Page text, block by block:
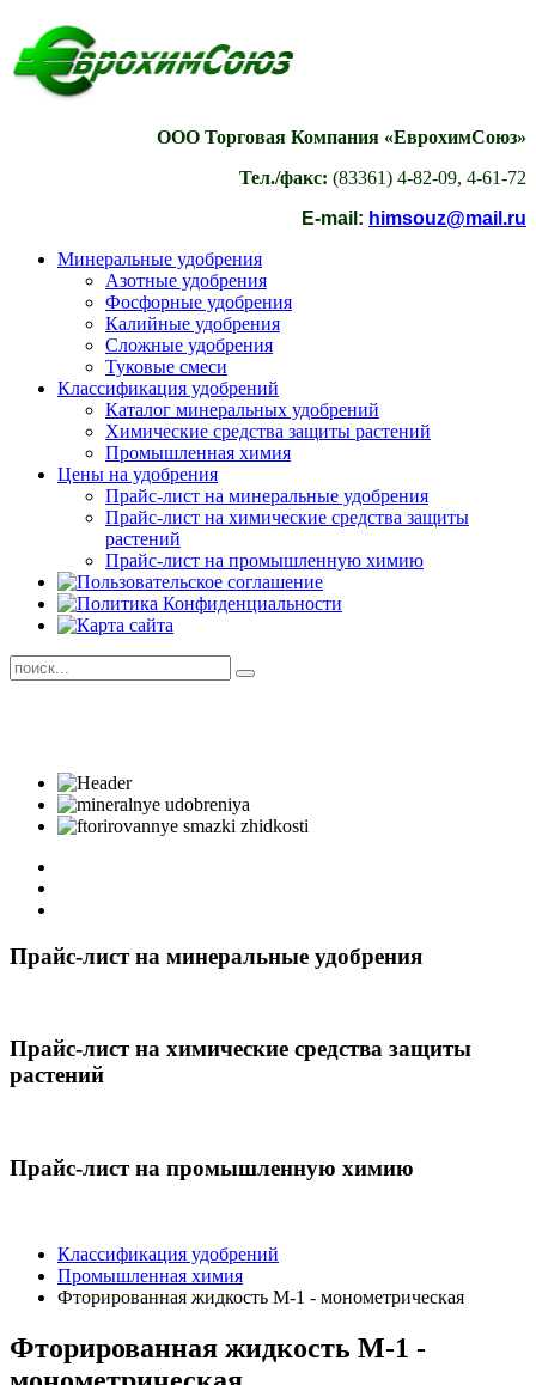
ООО Торговая Компания «ЕврохимСоюз»
Тел./факс: (83361) 4-82-09, 4-61-72
E-mail: himsouz@mail.ru
Минеральные удобрения
Азотные удобрения
Фосфорные удобрения
Калийные удобрения
Сложные удобрения
Туковые смеси
Классификация удобрений
Каталог минеральных удобрений
Химические средства защиты растений
Промышленная химия
Цены на удобрения
Прайс-лист на минеральные удобрения
Прайс-лист на химические средства защиты
растений
Прайс-лист на промышленную химию
Прайс-лист на минеральные удобрения
Прайс-лист на химические средства защиты
растений
Прайс-лист на промышленную химию
Классификация удобрений
Промышленная химия
Фторированная жидкость М-1 - монометрическая
Фторированная жидкость М-1 -